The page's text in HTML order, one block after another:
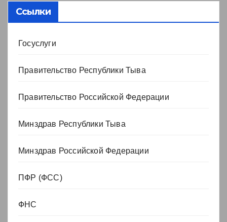
Ссылки
Госуслуги
Правительство Республики Тыва
Правительство Российской Федерации
Минздрав Республики Тыва
Минздрав Российской Федерации
ПФР (ФСС)
ФНС